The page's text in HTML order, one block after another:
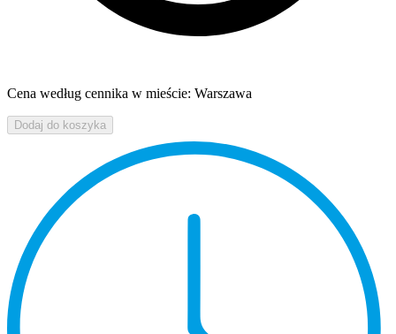
Cena według cennika w mieście: Warszawa
Dodaj do koszyka